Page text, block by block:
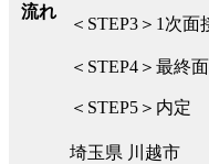
流れ
＜STEP3＞1次面
＜STEP4＞最終
＜STEP5＞内定
埼玉県 川越市